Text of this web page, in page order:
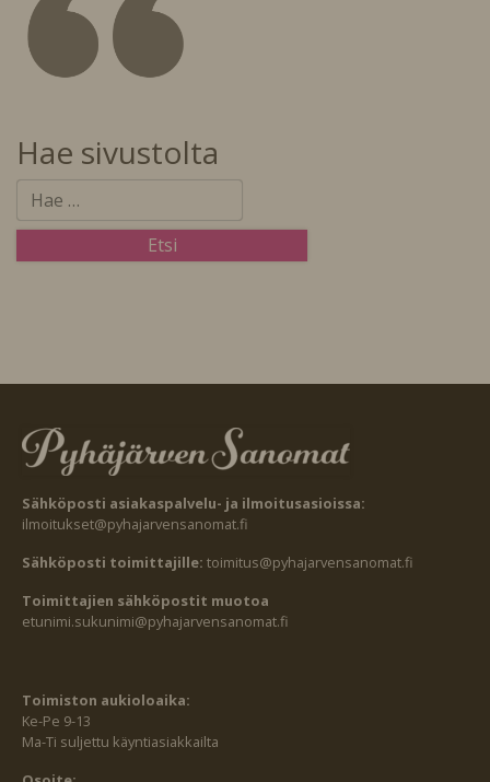
Hae sivustolta
Sähköposti asiakaspalvelu- ja ilmoitusasioissa:
ilmoitukset@pyhajarvensanomat.fi
Sähköposti toimittajille: toimitus@pyhajarvensanomat.fi
Toimittajien sähköpostit muotoa
etunimi.sukunimi@pyhajarvensanomat.fi
Toimiston aukioloaika:
Ke-Pe 9-13
Ma-Ti suljettu käyntiasiakkailta